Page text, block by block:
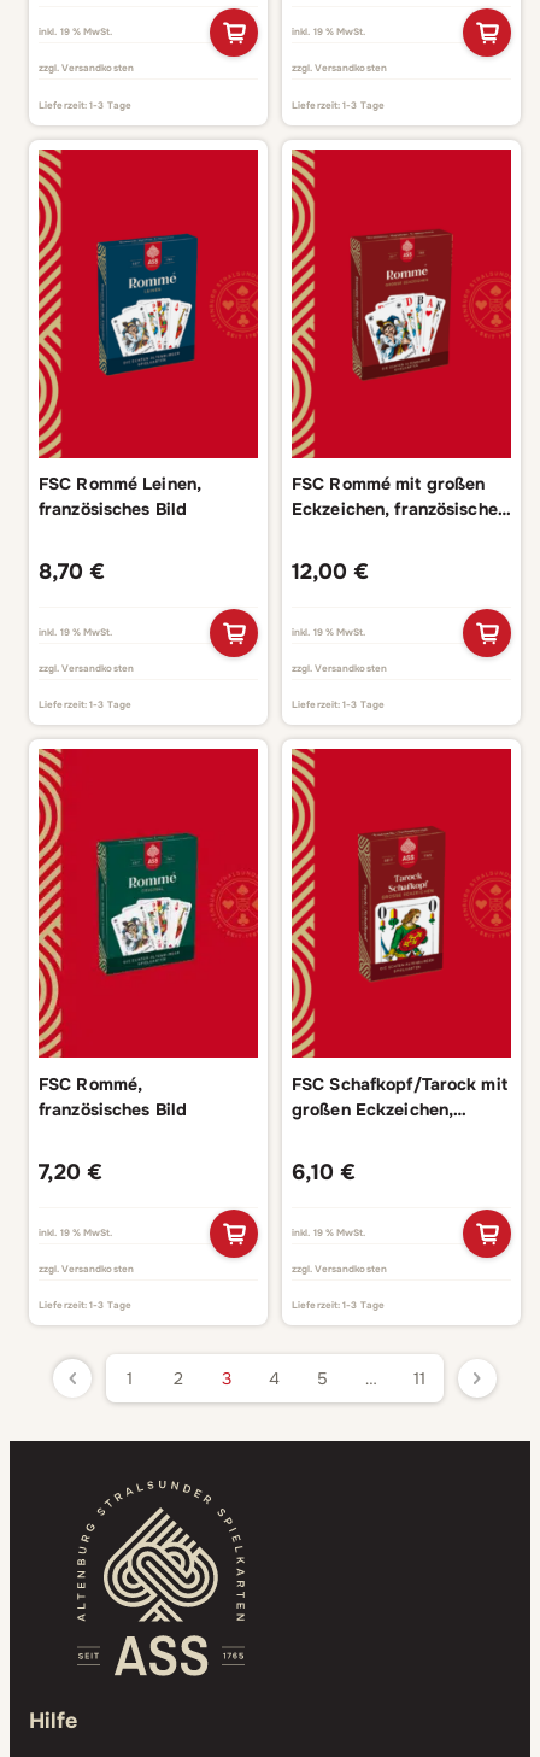
inkl. 19 % MwSt.
zzgl. Versandkosten
Lieferzeit:1-3 Tage
inkl. 19 % MwSt.
zzgl. Versandkosten
Lieferzeit:1-3 Tage
FSC Rommé Leinen,
französisches Bild
8,70 €
inkl. 19 % MwSt.
zzgl. Versandkosten
Lieferzeit:1-3 Tage
FSC Rommé mit großen
Eckzeichen, französisches
12,00 €
inkl. 19 % MwSt.
zzgl. Versandkosten
Lieferzeit:1-3 Tage
FSC Rommé,
französisches Bild
7,20 €
inkl. 19 % MwSt.
zzgl. Versandkosten
Lieferzeit:1-3 Tage
FSC Schafkopf/Tarock mit
großen Eckzeichen,
6,10 €
inkl. 19 % MwSt.
zzgl. Versandkosten
Lieferzeit:1-3 Tage
1 2 3 4 5 … 11
Hilfe